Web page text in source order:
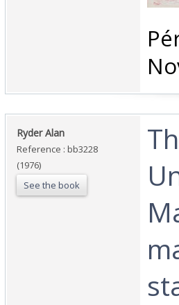
‎Ryder Alan‎
Reference : bb3228
(1976)
See the book